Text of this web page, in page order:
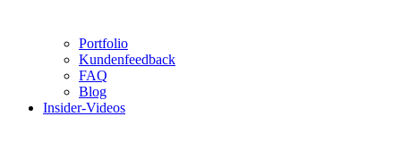
Portfolio
Kundenfeedback
FAQ
Blog
Insider-Videos